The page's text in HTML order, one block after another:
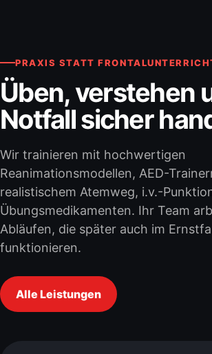
PRAXIS STATT
Üben, verstehen
Notfall sicher
Wir trainieren mit hochwertigen
Reanimationsmodellen, AED-
realistischem Atemweg, i.v.-
Übungsmedikamenten. Ihr Team
Abläufen, die später auch im
funktionieren.
Alle Leistungen